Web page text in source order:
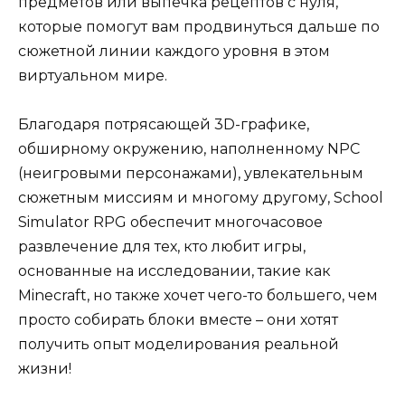
которые помогут вам продвинуться дальше по
сюжетной линии каждого уровня в этом
виртуальном мире.
Благодаря потрясающей 3D-графике,
обширному окружению, наполненному NPC
(неигровыми персонажами), увлекательным
сюжетным миссиям и многому другому, School
Simulator RPG обеспечит многочасовое
развлечение для тех, кто любит игры,
основанные на исследовании, такие как
Minecraft, но также хочет чего-то большего, чем
просто собирать блоки вместе – они хотят
получить опыт моделирования реальной
жизни!